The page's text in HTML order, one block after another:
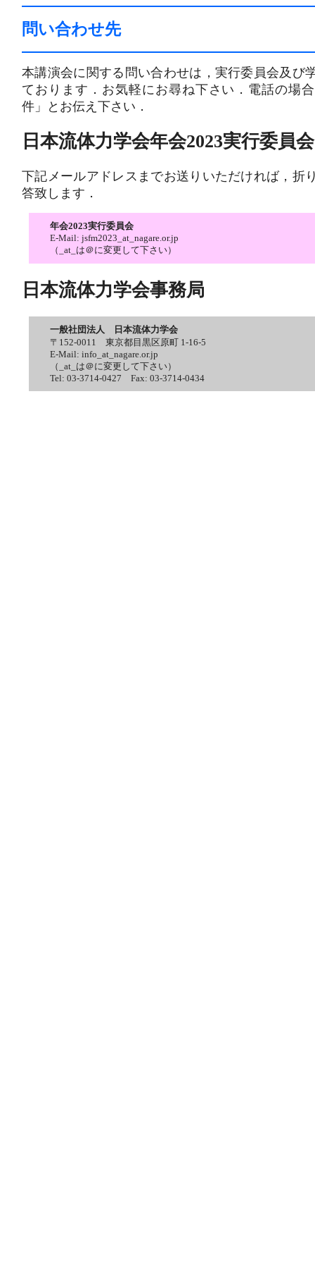
問い合わせ先
本講演会に関する問い合わせは，実行委員会及び
ております．お気軽にお尋ね下さい．電話の場
件」とお伝え下さい．
日本流体力学会年会2023実行委員会
下記メールアドレスまでお送りいただければ，折
答致します．
年会2023実行委員会
E-Mail: jsfm2023_at_nagare.or.jp
（_at_は＠に変更して下さい）
日本流体力学会事務局
一般社団法人 日本流体力学会
〒152-0011 東京都目黒区原町 1-16-5
E-Mail: info_at_nagare.or.jp
（_at_は＠に変更して下さい）
Tel: 03-3714-0427 Fax: 03-3714-0434